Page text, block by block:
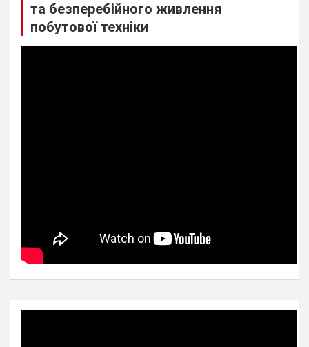
та безперебійного живлення
побутової техніки